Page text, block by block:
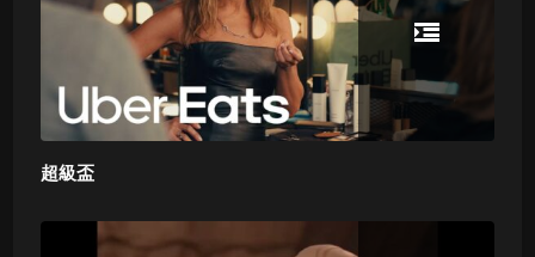
超級盃